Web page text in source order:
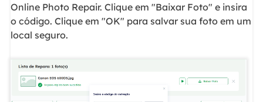
Online Photo Repair. Clique em "Baixar Foto" e insira
o código. Clique em "OK" para salvar sua foto em um
local seguro.